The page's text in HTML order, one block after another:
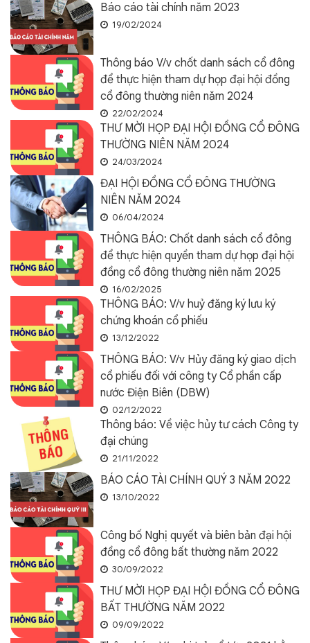
Báo cáo tài chính năm 2023
19/02/2024
Thông báo V/v chốt danh sách cổ đông
để thực hiện tham dự họp đại hội đồng
cổ đông thường niên năm 2024
22/02/2024
THƯ MỜI HỌP ĐẠI HỘI ĐỒNG CỔ ĐÔNG
THƯỜNG NIÊN NĂM 2024
24/03/2024
ĐẠI HỘI ĐỒNG CỔ ĐÔNG THƯỜNG
NIÊN NĂM 2024
06/04/2024
THÔNG BÁO: Chốt danh sách cổ đông
để thực hiện quyền tham dự họp đại hội
đồng cổ đông thường niên năm 2025
16/02/2025
THÔNG BÁO: V/v huỷ đăng ký lưu ký
chứng khoán cổ phiếu
13/12/2022
THÔNG BÁO: V/v Hủy đăng ký giao dịch
cổ phiếu đối với công ty Cổ phần cấp
nước Điện Biên (DBW)
02/12/2022
Thông báo: Về việc hủy tư cách Công ty
đại chúng
21/11/2022
BÁO CÁO TÀI CHÍNH QUÝ 3 NĂM 2022
13/10/2022
Công bố Nghị quyết và biên bản đại hội
đồng cổ đông bất thường năm 2022
30/09/2022
THƯ MỜI HỌP ĐẠI HỘI ĐỒNG CỔ ĐÔNG
BẤT THƯỜNG NĂM 2022
09/09/2022